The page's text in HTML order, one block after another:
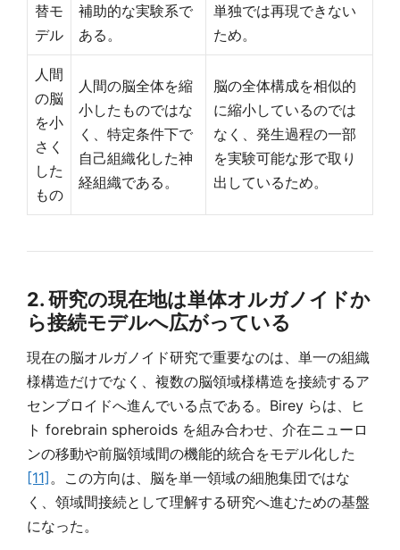
替モ
デル
補助的な実験系で
ある。
単独では再現できない
ため。
人間
の脳
を小
さく
した
もの
人間の脳全体を縮
小したものではな
く、特定条件下で
自己組織化した神
経組織である。
脳の全体構成を相似的
に縮小しているのでは
なく、発生過程の一部
を実験可能な形で取り
出しているため。
2. 研究の現在地は単体オルガノイドか
ら接続モデルへ広がっている
現在の脳オルガノイド研究で重要なのは、単一の組織
様構造だけでなく、複数の脳領域様構造を接続するア
センブロイドへ進んでいる点である。Birey らは、ヒ
ト forebrain spheroids を組み合わせ、介在ニューロ
ンの移動や前脳領域間の機能的統合をモデル化した
[11] 。この方向は、脳を単一領域の細胞集団ではな
く、領域間接続として理解する研究へ進むための基盤
になった。